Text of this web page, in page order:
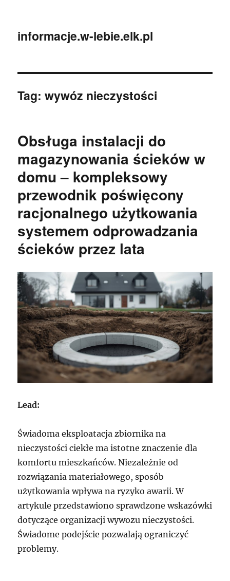
informacje.w-lebie.elk.pl
Tag:wywóz nieczystości
Obsługa instalacji do
magazynowania ścieków w
domu – kompleksowy
przewodnik poświęcony
racjonalnego użytkowania
systemem odprowadzania
ścieków przez lata
Lead:
Świadoma eksploatacja zbiornika na
nieczystości ciekłe ma istotne znaczenie dla
komfortu mieszkańców. Niezależnie od
rozwiązania materiałowego, sposób
użytkowania wpływa na ryzyko awarii. W
artykule przedstawiono sprawdzone wskazówki
dotyczące organizacji wywozu nieczystości.
Świadome podejście pozwalają ograniczyć
problemy.